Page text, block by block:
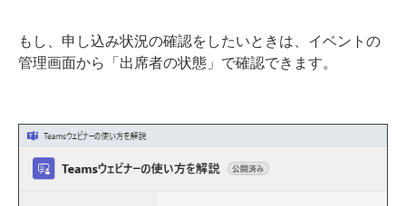
もし、申し込み状況の確認をしたいときは、イベントの
管理画面から「出席者の状態」で確認できます。